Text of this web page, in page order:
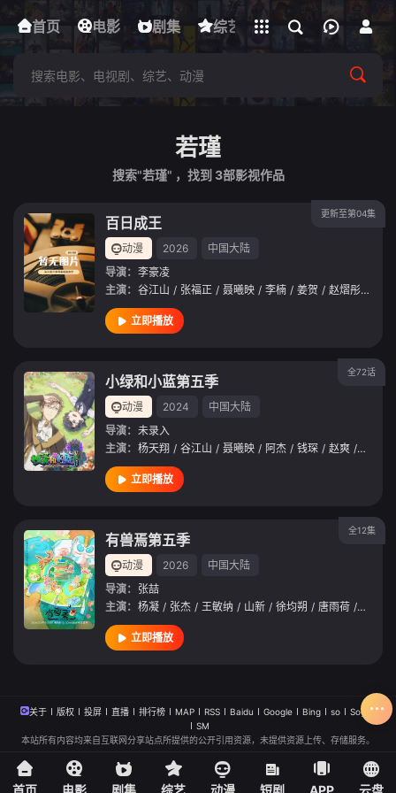
首页 电影 剧集 综艺 动漫 短剧
下载客户端
立即登录
若瑾
搜索"若瑾" ，找到 3部影视作品
更新至第04集
百日成王
动漫 2026
中国大陆
导演： 李豪凌
主演： 谷江山 / 张福正 / 聂曦映 / 李楠 / 姜贺 / 赵熠彤 /
立即播放
全72话
小绿和小蓝第五季
动漫 2024
中国大陆
导演： 未录入
主演： 杨天翔 / 谷江山 / 聂曦映 / 阿杰 / 钱琛 / 赵爽 / 阿杰
立即播放
全12集
有兽焉第五季
动漫 2026
中国大陆
导演： 张喆
主演： 杨凝 / 张杰 / 王敏纳 / 山新 / 徐均朔 / 唐雨荷 / 若瑾
立即播放
关于 版权 投屏 直播 排行榜 MAP RSS Baidu Google Bing so
Sogou
SM
本站所有内容均来自互联网分享站点所提供的公开引用资源，未提供资源上传、存储服务。
首页 电影 剧集 综艺 动漫 短剧 APP 云盘